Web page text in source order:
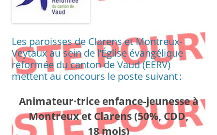
Les paroisses de Clarens et Montreux-
Veytaux au sein de l’Église évangélique
réformée du canton de Vaud (EERV)
mettent au concours le poste suivant :
Animateur·trice enfance-jeunesse à
Montreux et Clarens (50%, CDD,
18 mois)